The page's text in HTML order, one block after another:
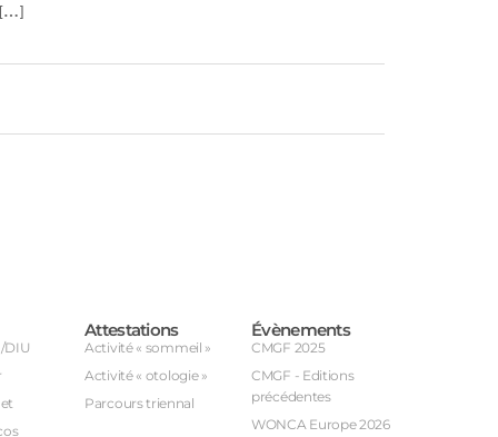
[…]
DIU
Attestations
Activité « sommeil »
Activité « otologie »
Parcours triennal
Évènements
CMGF 2025
CMGF - Editions
précédentes
WONCA Europe 2026